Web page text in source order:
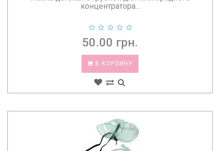
концентратора...
50.00 грн.
В КОРЗИНУ